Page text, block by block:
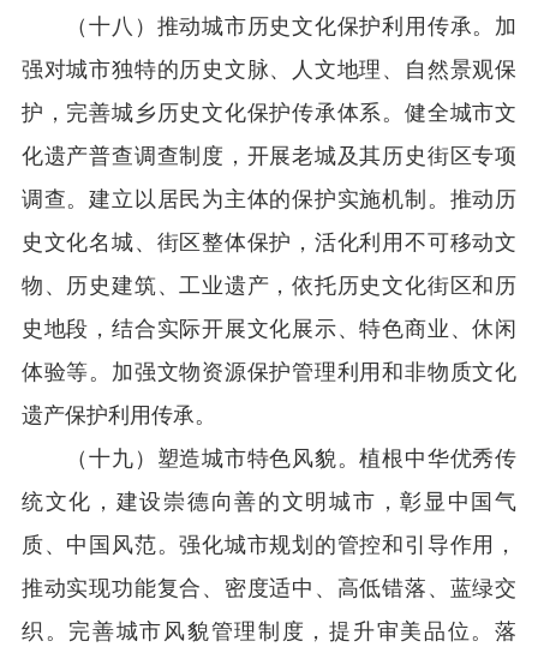
（十八）推动城市历史文化保护利用传承。加
强对城市独特的历史文脉、人文地理、自然景观保
护，完善城乡历史文化保护传承体系。健全城市文
化遗产普查调查制度，开展老城及其历史街区专项
调查。建立以居民为主体的保护实施机制。推动历
史文化名城、街区整体保护，活化利用不可移动文
物、历史建筑、工业遗产，依托历史文化街区和历
史地段，结合实际开展文化展示、特色商业、休闲
体验等。加强文物资源保护管理利用和非物质文化
遗产保护利用传承。
（十九）塑造城市特色风貌。植根中华优秀传
统文化，建设崇德向善的文明城市，彰显中国气
质、中国风范。强化城市规划的管控和引导作用，
推动实现功能复合、密度适中、高低错落、蓝绿交
织。完善城市风貌管理制度，提升审美品位。落